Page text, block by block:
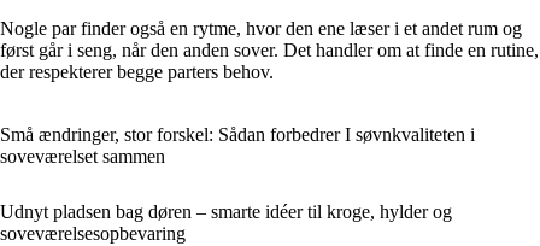
Nogle par finder også en rytme, hvor den ene læser i et andet rum og
først går i seng, når den anden sover. Det handler om at finde en rutine,
der respekterer begge parters behov.
Små ændringer, stor forskel: Sådan forbedrer I søvnkvaliteten i
soveværelset sammen
Udnyt pladsen bag døren – smarte idéer til kroge, hylder og
soveværelsesopbevaring